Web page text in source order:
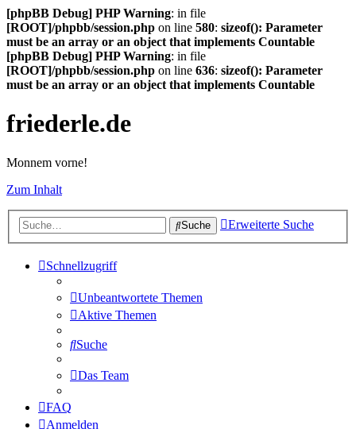
[phpBB Debug] PHP Warning: in file
[ROOT]/phpbb/session.php on line 580: sizeof(): Parameter
must be an array or an object that implements Countable
[phpBB Debug] PHP Warning: in file
[ROOT]/phpbb/session.php on line 636: sizeof(): Parameter
must be an array or an object that implements Countable
friederle.de
Monnem vorne!
Zum Inhalt
Suche Erweiterte Suche
Schnellzugriff
Unbeantwortete Themen
Aktive Themen
Suche
Das Team
FAQ
Anmelden